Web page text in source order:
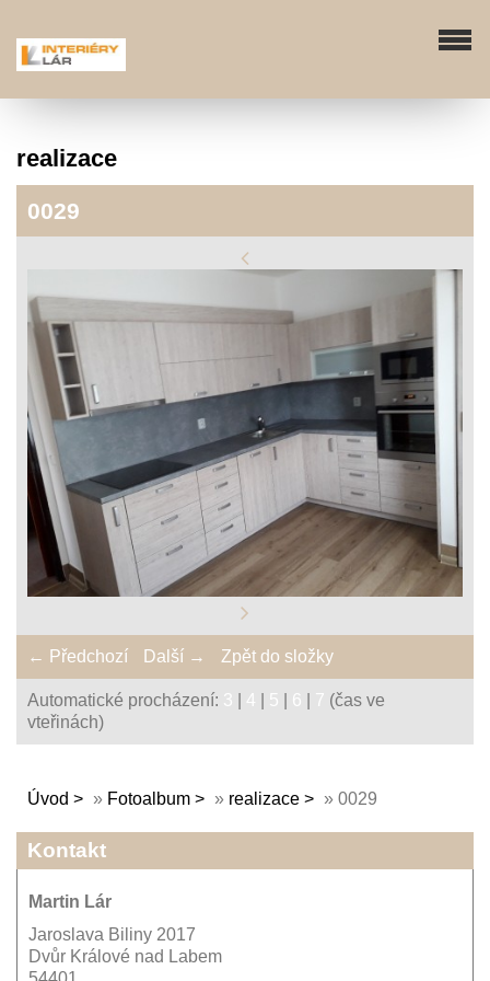
realizace
0029
← Předchozí Další → Zpět do složky
Automatické procházení: 3 4 5 6 7 (čas ve
vteřinách)
Úvod » Fotoalbum » realizace » 0029
Kontakt
Martin Lár
Jaroslava Biliny 2017
Dvůr Králové nad Labem